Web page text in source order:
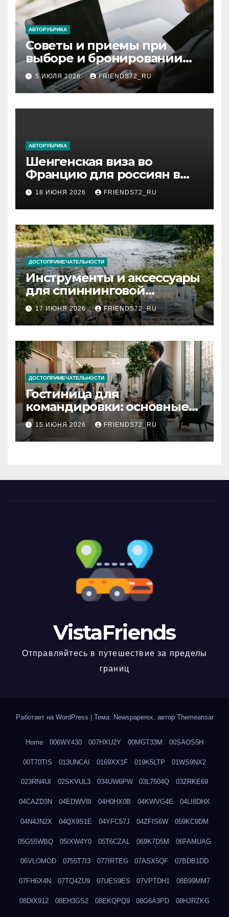
АВТОРУБРИКА
Советы и приемы при
выборе и бронировании
авиабилетов
5 ИЮЛЯ 2026 FRIENDS72_RU
АВТОРУБРИКА
Шенгенская виза во
Францию для россиян в
2026 году: сроки от 3 дней
и список необходимых
документов
18 ИЮНЯ 2026 FRIENDS72_RU
ДОСТОПРИМЕЧАТЕЛЬНОСТИ
Инструменты и аксессуары
для спиннинговой
рыбалки: назначение и
типы
17 ИЮНЯ 2026 FRIENDS72_RU
ДОСТОПРИМЕЧАТЕЛЬНОСТИ
Гостиница для
командировки: основные
критерии выбора
15 ИЮНЯ 2026 FRIENDS72_RU
VistaFriends
Отправляйтесь в путешествие за пределы
границ
Работает на WordPress Тема: Newspaperex, автор Themeansar
Home 006WY430 007HXU2Y 00MGT33M 00SAOS5H
00T70TIS 013UNCAI 0169XX1F 019K5LTP 01WS9NX2
023RN4UI 02SKVUL3 034UW6PW 03L7504Q 03ZRKE69
04CAZD3N 04EDWV8I 04H0HX0B 04KWVG4E 04LI8DHX
04N4JN2X 04QX9S1E 04YFC57J 04ZFIS6W 059KC9DM
05G55WBQ 05IXW4Y0 05T6CZAL 069K7D5M 06FAMUAG
06VLOMOD 0755T7I3 077IRTEG 07ASX5QF 07BDB1DD
07FH6X4N 07TQ4ZU9 07UES9ES 07VPTDH1 08B99MM7
08DIX912 08EH3GS2 08EKQPQ9 08G6A3PD 08HJRZKG